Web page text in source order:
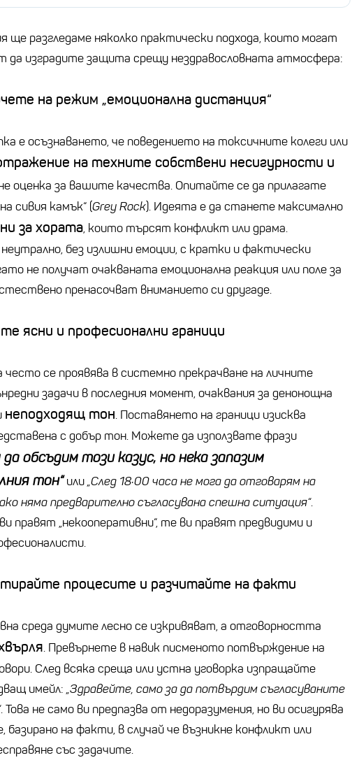
ще разгледаме няколко практически подхода, които могат
да изградите защита срещу нездравословната атмосфера:
на режим „емоционална дистанция“
е осъзнаването, че поведението на токсичните колеги или
на техните собствени несигурности и
оценка за вашите качества. Опитайте се да прилагате
сивия камък“ (Grey Rock). Идеята е да станете максимално
за хората, които търсят конфликт или драма.
без излишни емоции, с кратки и фактически
не получат очакваната емоционална реакция или поле за
пренасочват вниманието си другаде.
ясни и професионални граници
се проявява в системно прекрачване на личните
задачи в последния момент, очаквания за денонощна
неподходящ тон. Поставянето на граници изисква
с добър тон. Можете да използвате фрази
да обсъдим този казус, но нека запазим
тон“или„След 18:00 часа не мога да отговарям на
няма предварително съгласувана спешна ситуация“.
правят „некооперативни“, те ви правят предвидими и
процесите и разчитайте на факти
среда думите лесно се изкривяват, а отговорността
. Превърнете в навик писменото потвърждение на
След всяка среща или устна уговорка изпращайте
имейл: „Здравейте, само за да потвърдим съгласуваните
. Това не само ви предпазва от недоразумения, но ви осигурява
базирано на факти, в случай че възникне конфликт или
със задачите.